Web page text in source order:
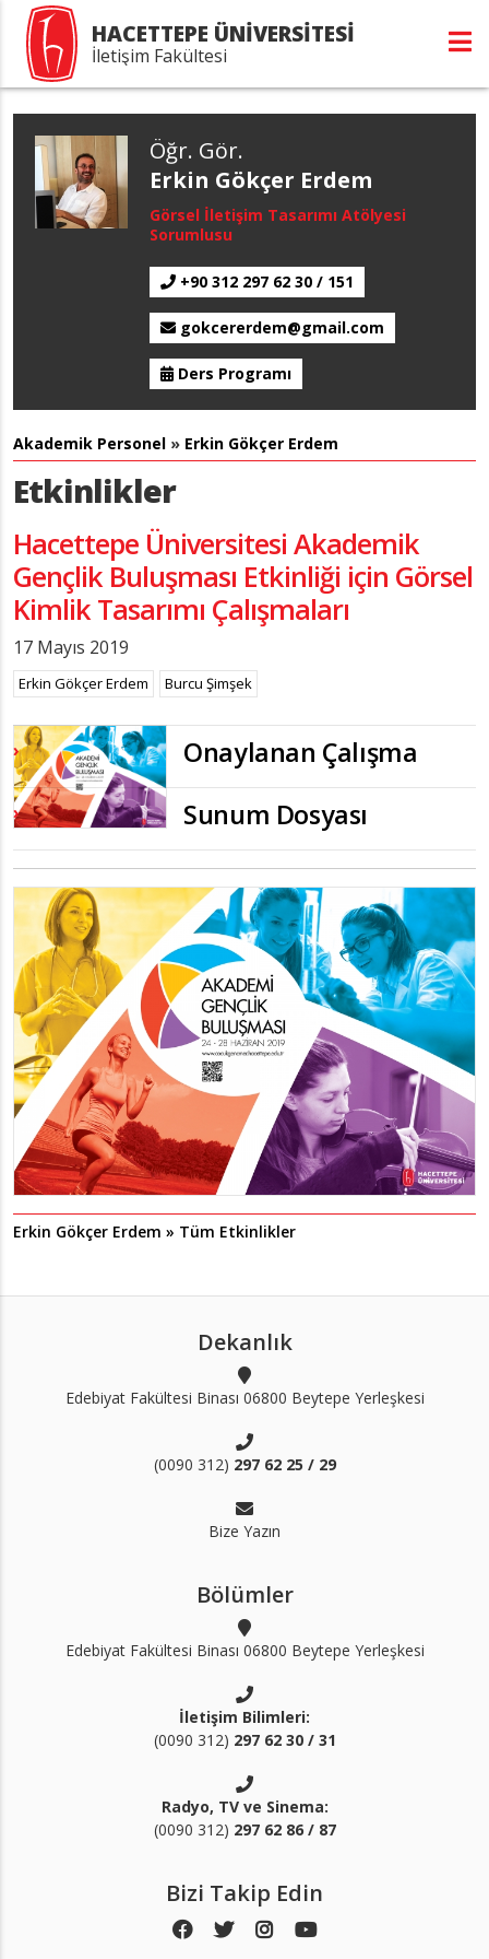
HACETTEPE ÜNİVERSİTESİ
İletişim Fakültesi
Öğr. Gör.
Erkin Gökçer Erdem
Görsel İletişim Tasarımı Atölyesi
Sorumlusu
+90 312 297 62 30 / 151
gokcererdem@gmail.com
Ders Programı
Akademik Personel » Erkin Gökçer Erdem
Etkinlikler
Hacettepe Üniversitesi Akademik
Gençlik Buluşması Etkinliği için Görsel
Kimlik Tasarımı Çalışmaları
17 Mayıs 2019
Erkin Gökçer Erdem Burcu Şimşek
Onaylanan Çalışma
Sunum Dosyası
Erkin Gökçer Erdem » Tüm Etkinlikler
Dekanlık
Edebiyat Fakültesi Binası 06800 Beytepe Yerleşkesi
(0090 312) 297 62 25 / 29
Bize Yazın
Bölümler
Edebiyat Fakültesi Binası 06800 Beytepe Yerleşkesi
İletişim Bilimleri:
(0090 312) 297 62 30 / 31
Radyo, TV ve Sinema:
(0090 312) 297 62 86 / 87
Bizi Takip Edin